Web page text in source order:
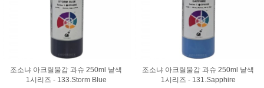
조소냐 아크릴물감 과슈 250ml 낱색
1시리즈 - 133.Storm Blue
조소냐 아크릴물감 과슈 250ml 낱색
1시리즈 - 131.Sapphire